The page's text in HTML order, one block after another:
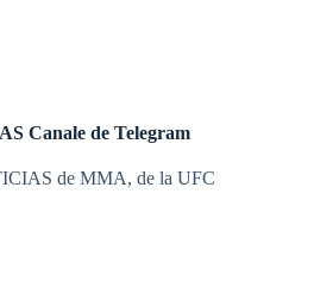
precio.
esta oportunidad de impulsar tu negocio!
Canale de Telegram
de MMA, de la UFC